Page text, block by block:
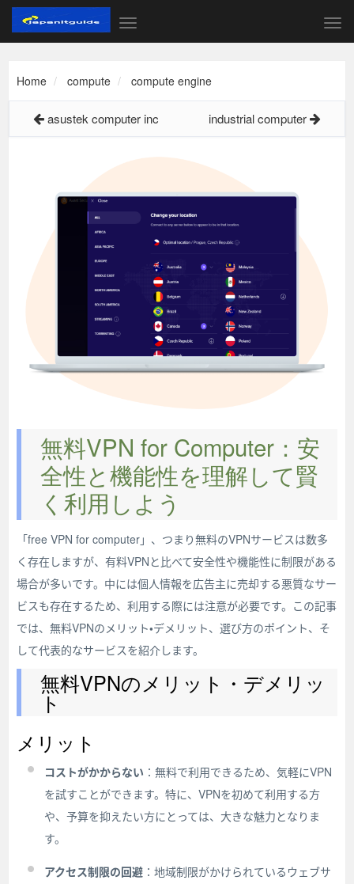
Home compute compute engine
asustek computer inc industrial computer
無料VPN for Computer：安
全性と機能性を理解して賢
く利用しよう
「free VPN for computer」、つまり無料のVPNサービスは数多
く存在しますが、有料VPNと比べて安全性や機能性に制限がある
場合が多いです。中には個人情報を広告主に売却する悪質なサー
ビスも存在するため、利用する際には注意が必要です。この記事
では、無料VPNのメリット・デメリット、選び方のポイント、そ
して代表的なサービスを紹介します。
無料VPNのメリット・デメリッ
ト
メリット
コストがかからない ：無料で利用できるため、気軽にVPN
を試すことができます。特に、VPNを初めて利用する方
や、予算を抑えたい方にとっては、大きな魅力となりま
す。
アクセス制限の回避 ：地域制限がかけられているウェブサ